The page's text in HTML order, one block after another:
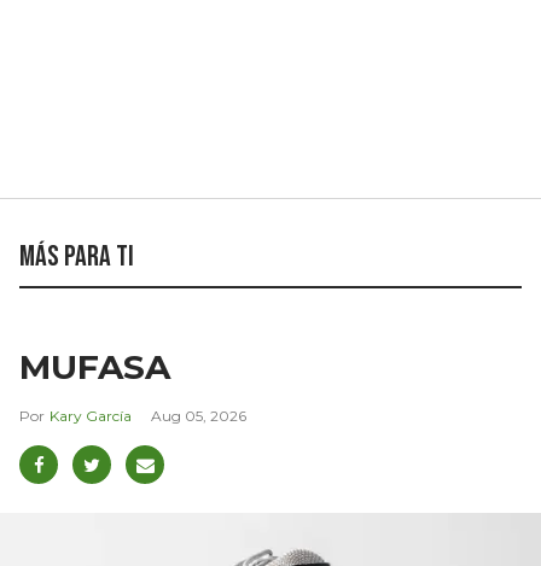
Más para ti
MUFASA
Kary García Aug 05, 2026